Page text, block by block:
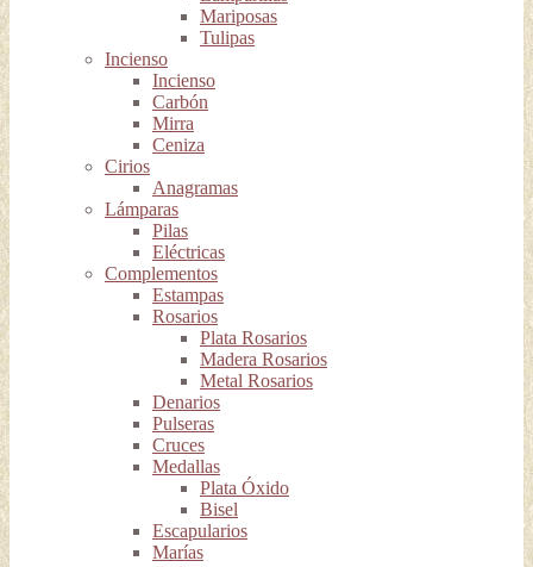
Mariposas
Tulipas
Incienso
Incienso
Carbón
Mirra
Ceniza
Cirios
Anagramas
Lámparas
Pilas
Eléctricas
Complementos
Estampas
Rosarios
Plata Rosarios
Madera Rosarios
Metal Rosarios
Denarios
Pulseras
Cruces
Medallas
Plata Óxido
Bisel
Escapularios
Marías